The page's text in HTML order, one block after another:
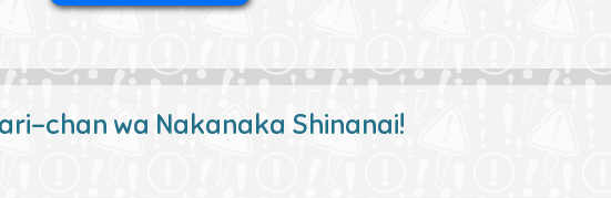
chan wa Nakanaka Shinanai!